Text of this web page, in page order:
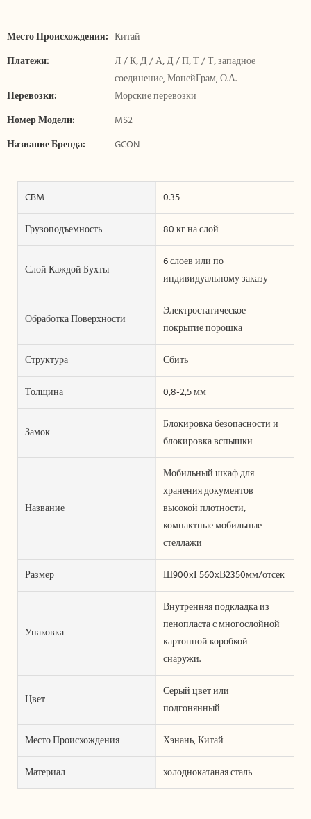
Место Происхождения: Китай
Платежи:
Л / К, Д / А, Д / П, Т / Т, западное
соединение, МонейГрам, О.А.
Перевозки:
Морские перевозки
Номер Модели:
MS2
Название Бренда:
GCON
CBM
0.35
Грузоподъемность
80 кг на слой
Слой Каждой Бухты
6 слоев или по
индивидуальному заказу
Обработка Поверхности
Электростатическое
покрытие порошка
Структура
Сбить
Толщина
0,8-2,5 мм
Замок
Блокировка безопасности и
блокировка вспышки
Название
Мобильный шкаф для
хранения документов
высокой плотности,
компактные мобильные
стеллажи
Размер
Ш900xГ560xВ2350мм/отсек
Упаковка
Внутренняя подкладка из
пенопласта с многослойной
картонной коробкой
снаружи.
Цвет
Серый цвет или
подгонянный
Место Происхождения
Хэнань, Китай
Материал
холоднокатаная сталь